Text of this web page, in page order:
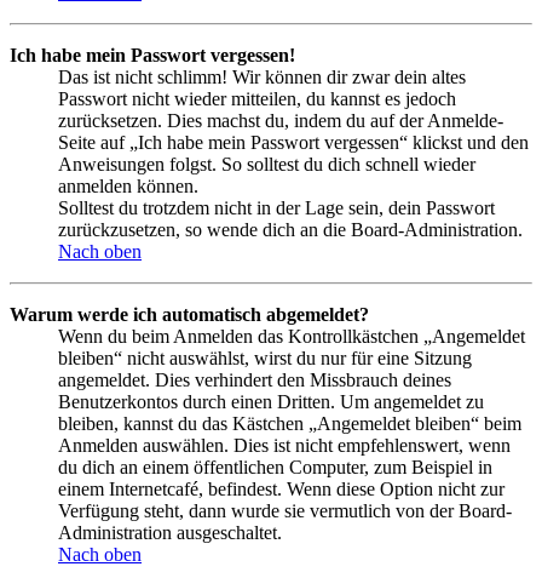
Ich habe mein Passwort vergessen!
Das ist nicht schlimm! Wir können dir zwar dein altes
Passwort nicht wieder mitteilen, du kannst es jedoch
zurücksetzen. Dies machst du, indem du auf der Anmelde-
Seite auf „Ich habe mein Passwort vergessen“ klickst und den
Anweisungen folgst. So solltest du dich schnell wieder
anmelden können.
Solltest du trotzdem nicht in der Lage sein, dein Passwort
zurückzusetzen, so wende dich an die Board-Administration.
Nach oben
Warum werde ich automatisch abgemeldet?
Wenn du beim Anmelden das Kontrollkästchen „Angemeldet
bleiben“ nicht auswählst, wirst du nur für eine Sitzung
angemeldet. Dies verhindert den Missbrauch deines
Benutzerkontos durch einen Dritten. Um angemeldet zu
bleiben, kannst du das Kästchen „Angemeldet bleiben“ beim
Anmelden auswählen. Dies ist nicht empfehlenswert, wenn
du dich an einem öffentlichen Computer, zum Beispiel in
einem Internetcafé, befindest. Wenn diese Option nicht zur
Verfügung steht, dann wurde sie vermutlich von der Board-
Administration ausgeschaltet.
Nach oben